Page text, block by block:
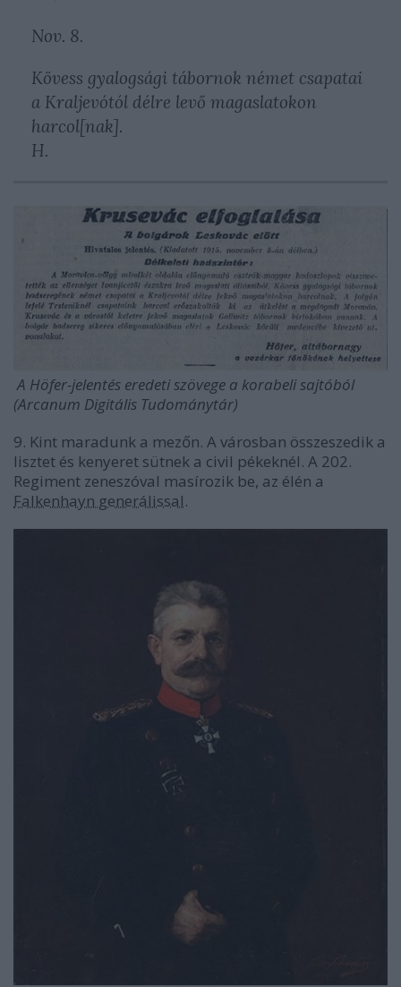
Nov. 8.
Kövess gyalogsági tábornok német csapatai
a Kraljevótól délre levő magaslatokon
harcol[nak].
H.
A Höfer-jelentés eredeti szövege a korabeli sajtóból
(Arcanum Digitális Tudománytár)
9. Kint maradunk a mezőn. A városban összeszedik a
lisztet és kenyeret sütnek a civil pékeknél. A 202.
Regiment zeneszóval masírozik be, az élén a
Falkenhayn generálissal.